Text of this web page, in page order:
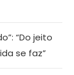
“Do jeito
se faz”